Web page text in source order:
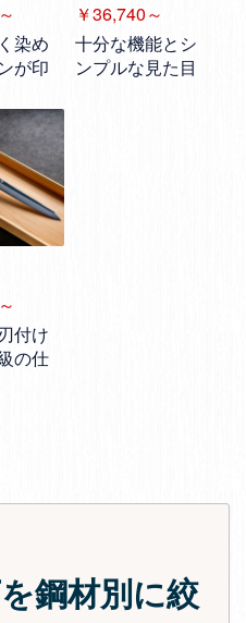
染め
が印
￥36,740～
十分な機能とシ
ンプルな見た目
付け
の仕
鋼材別に絞